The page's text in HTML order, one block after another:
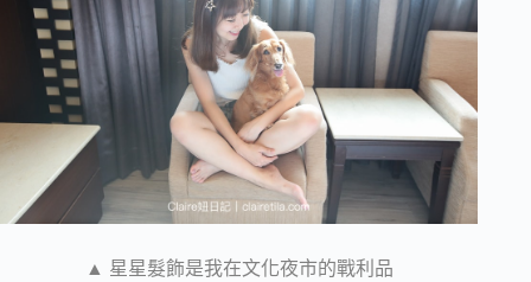
▲ 星星髮飾是我在文化夜市的戰利品